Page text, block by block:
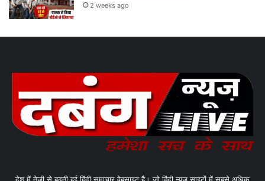
2 weeks ago